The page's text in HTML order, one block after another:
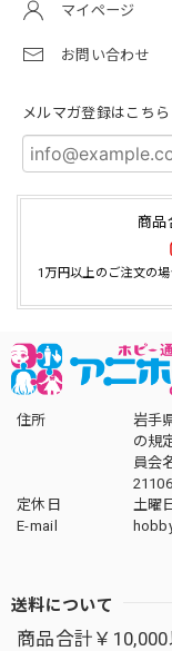
マイページ
お問い合わせ
メルマガ登録はこちら
商品
1万円以上のご注文の
住所
岩手
の規
員会
定休日
土曜
E-mail
送料について
商品合計￥